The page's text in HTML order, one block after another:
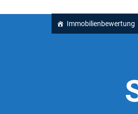
Immobilienbewertung